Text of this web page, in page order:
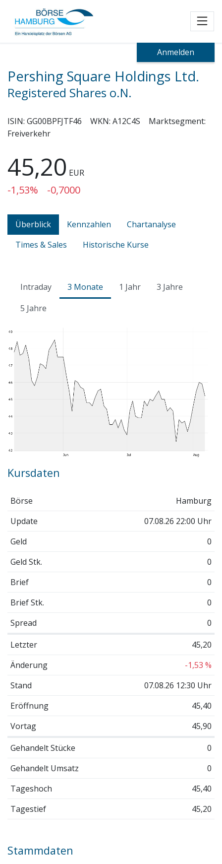
Anmelden
Pershing Square Holdings Ltd.
Registered Shares o.N.
ISIN: GG00BPFJTF46 WKN: A12C4S
Marktsegment:
Freiverkehr
45,20 EUR
-1,53% -0,7000
Überblick Kennzahlen
Chartanalyse
Times & Sales
Historische Kurse
Intraday 3 Monate 1 Jahr
3 Jahre
5 Jahre
Kursdaten
Börse
Hamburg
Update
07.08.26 22:00 Uhr
Geld
0
Geld Stk.
0
Brief
0
Brief Stk.
0
Spread
0
Letzter
45,20
Änderung
-1,53 %
Stand
07.08.26 12:30 Uhr
Eröffnung
45,40
Vortag
45,90
Gehandelt Stücke
0
Gehandelt Umsatz
0
Tageshoch
45,40
Tagestief
45,20
Stammdaten